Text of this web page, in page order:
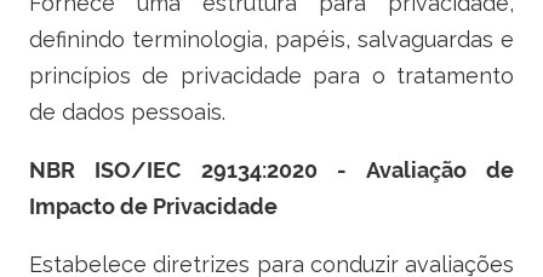
definindo terminologia, papéis, salvaguardas e
princípios de privacidade para o tratamento
de dados pessoais.
NBR ISO/IEC 29134:2020 - Avaliação de
Impacto de Privacidade
Estabelece diretrizes para conduzir avaliações